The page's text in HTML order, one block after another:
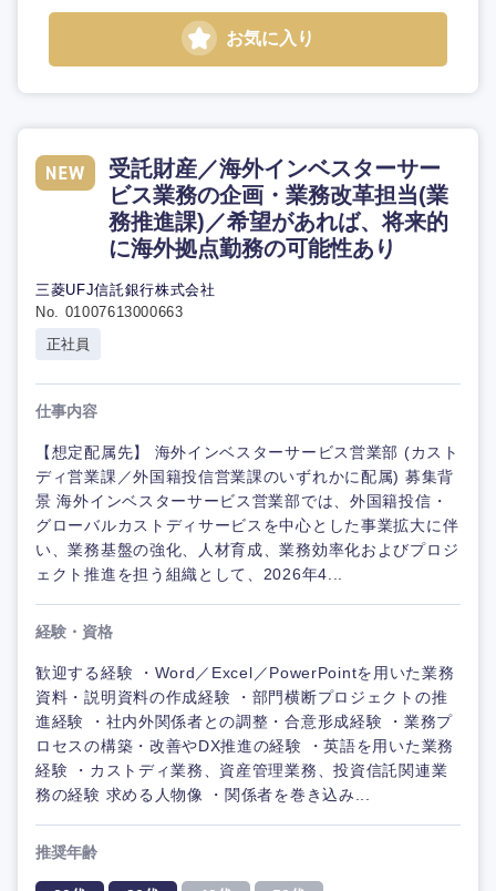
お気に入り
受託財産／海外インベスターサー
ビス業務の企画・業務改革担当(業
務推進課)／希望があれば、将来的
に海外拠点勤務の可能性あり
三菱UFJ信託銀行株式会社
No. 01007613000663
正社員
仕事内容
【想定配属先】 海外インベスターサービス営業部 (カスト
ディ営業課／外国籍投信営業課のいずれかに配属) 募集背
景 海外インベスターサービス営業部では、外国籍投信・
グローバルカストディサービスを中心とした事業拡大に伴
い、業務基盤の強化、人材育成、業務効率化およびプロジ
ェクト推進を担う組織として、2026年4...
経験・資格
歓迎する経験 ・Word／Excel／PowerPointを用いた業務
資料・説明資料の作成経験 ・部門横断プロジェクトの推
進経験 ・社内外関係者との調整・合意形成経験 ・業務プ
ロセスの構築・改善やDX推進の経験 ・英語を用いた業務
経験 ・カストディ業務、資産管理業務、投資信託関連業
務の経験 求める人物像 ・関係者を巻き込み...
推奨年齢